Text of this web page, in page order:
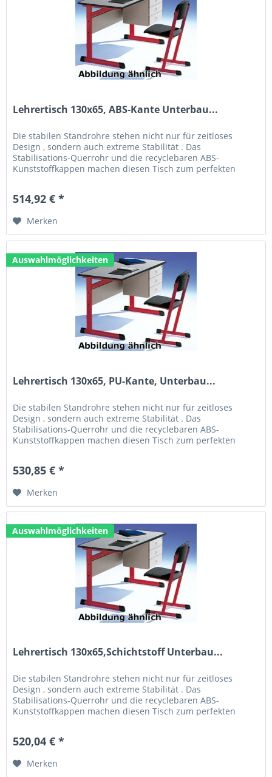
Lehrertisch 130x65, ABS-Kante Unterbau...
Die stabilen Standrohre stehen nicht nur für zeitloses
Design , sondern auch extreme Stabilität . Das
Stabilisations-Querrohr und die recyclebaren ABS-
Kunststoffkappen machen diesen Tisch zum perfekten
514,92 € *
Merken
Auswahlmöglichkeiten
Lehrertisch 130x65, PU-Kante, Unterbau...
Die stabilen Standrohre stehen nicht nur für zeitloses
Design , sondern auch extreme Stabilität . Das
Stabilisations-Querrohr und die recyclebaren ABS-
Kunststoffkappen machen diesen Tisch zum perfekten
530,85 € *
Merken
Auswahlmöglichkeiten
Lehrertisch 130x65,Schichtstoff Unterbau...
Die stabilen Standrohre stehen nicht nur für zeitloses
Design , sondern auch extreme Stabilität . Das
Stabilisations-Querrohr und die recyclebaren ABS-
Kunststoffkappen machen diesen Tisch zum perfekten
520,04 € *
Merken